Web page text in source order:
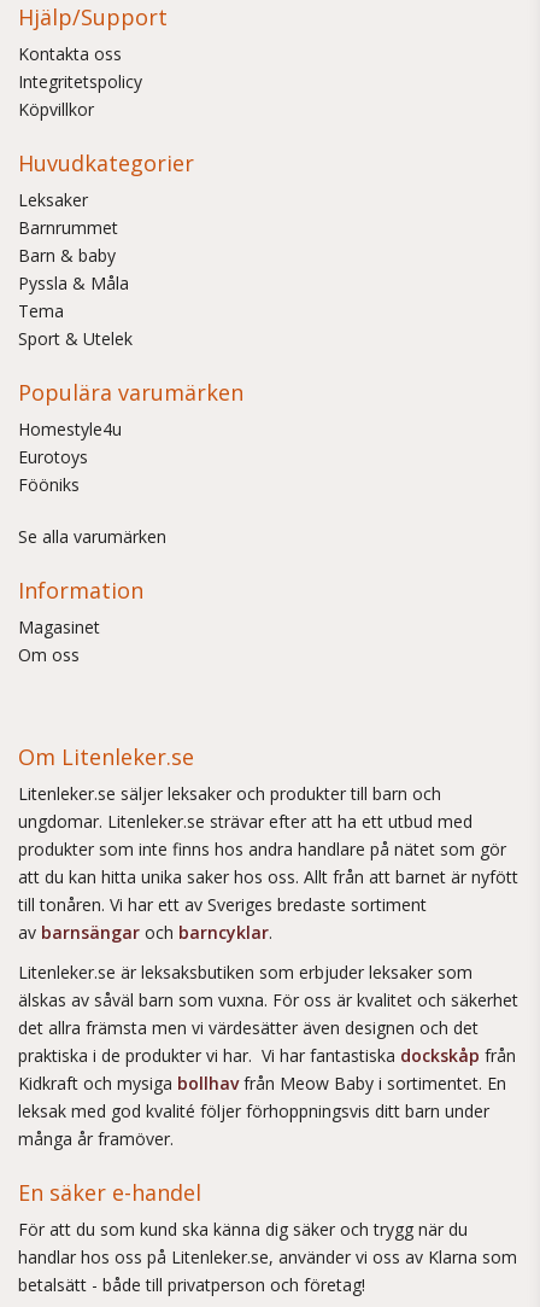
Hjälp/Support
Kontakta oss
Integritetspolicy
Köpvillkor
Huvudkategorier
Leksaker
Barnrummet
Barn & baby
Pyssla & Måla
Tema
Sport & Utelek
Populära varumärken
Homestyle4u
Eurotoys
Fööniks
Se alla varumärken
Information
Magasinet
Om oss
Om Litenleker.se
Litenleker.se säljer leksaker och produkter till barn och
ungdomar. Litenleker.se strävar efter att ha ett utbud med
produkter som inte finns hos andra handlare på nätet som gör
att du kan hitta unika saker hos oss. Allt från att barnet är nyfött
till tonåren. Vi har ett av Sveriges bredaste sortiment
av barnsängar och barncyklar.
Litenleker.se är leksaksbutiken som erbjuder leksaker som
älskas av såväl barn som vuxna. För oss är kvalitet och säkerhet
det allra främsta men vi värdesätter även designen och det
praktiska i de produkter vi har. Vi har fantastiska dockskåp från
Kidkraft och mysiga bollhavfrån Meow Baby i sortimentet. En
leksak med god kvalité följer förhoppningsvis ditt barn under
många år framöver.
En säker e-handel
För att du som kund ska känna dig säker och trygg när du
handlar hos oss på Litenleker.se, använder vi oss av Klarna som
betalsätt - både till privatperson och företag!